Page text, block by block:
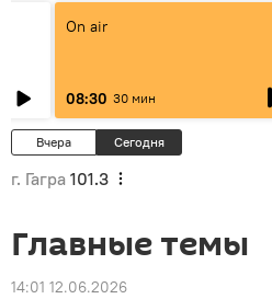
On air
08:30 30 мин
Вчера Сегодня
г. Гагра 101.3
Главные темы
14:01 12.06.2026